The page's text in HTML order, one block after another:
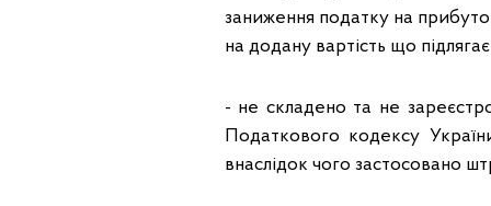
заниження податку на
на додану вартість що
- не складено та не
Податкового кодексу
внаслідок чого застосовано